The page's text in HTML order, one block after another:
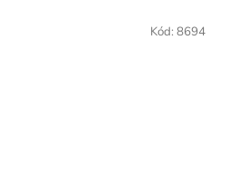
Kód: 8694